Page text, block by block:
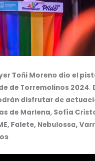
Toñi Moreno dio el
de Torremolinos 2024.
disfrutar de
de Marlena, Sofía
Falete, Nebulossa,